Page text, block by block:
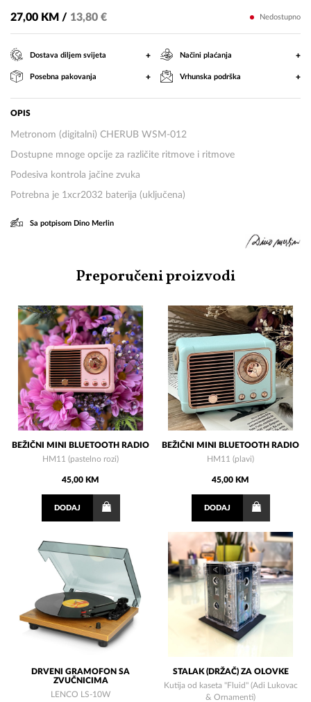
27,00 KM / 13,80 € Nedostupno
Dostava diljem svijeta + Načini plaćanja +
Posebna pakovanja + Vrhunska podrška +
OPIS
Metronom (digitalni) CHERUB WSM-012
Dostupne mnoge opcije za različite ritmove i ritmove
Podesiva kontrola jačine zvuka
Potrebna je 1xcr2032 baterija (uključena)
Sa potpisom Dino Merlin
Preporučeni proizvodi
BEŽIČNI MINI BLUETOOTH RADIO
HM11 (pastelno rozi)
45,00 KM
DODAJ
BEŽIČNI MINI BLUETOOTH RADIO
HM11 (plavi)
45,00 KM
DODAJ
DRVENI GRAMOFON SA
ZVUČNICIMA
LENCO LS-10W
STALAK (DRŽAČ) ZA OLOVKE
Kutija od kaseta "Fluid" (Adi Lukovac
& Ornamenti)